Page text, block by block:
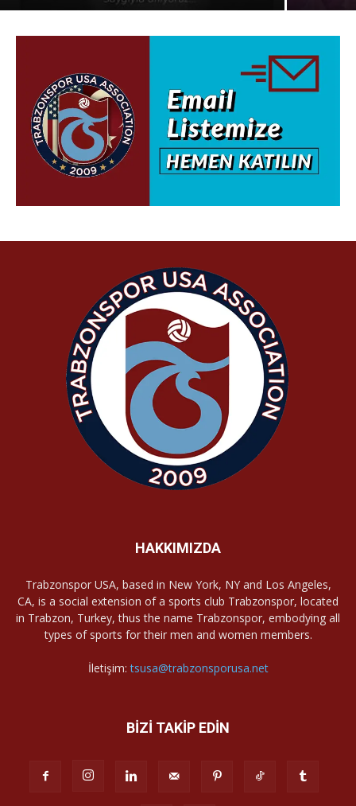
HAKKIMIZDA
Trabzonspor USA, based in New York, NY and Los Angeles,
CA, is a social extension of a sports club Trabzonspor, located
in Trabzon, Turkey, thus the name Trabzonspor, embodying all
types of sports for their men and women members.
İletişim:tsusa@trabzonsporusa.net
BİZİ TAKİP EDİN